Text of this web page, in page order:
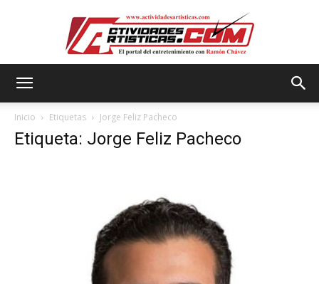
Inicio Etiquetas Jorge Feliz Pacheco
Etiqueta: Jorge Feliz Pacheco